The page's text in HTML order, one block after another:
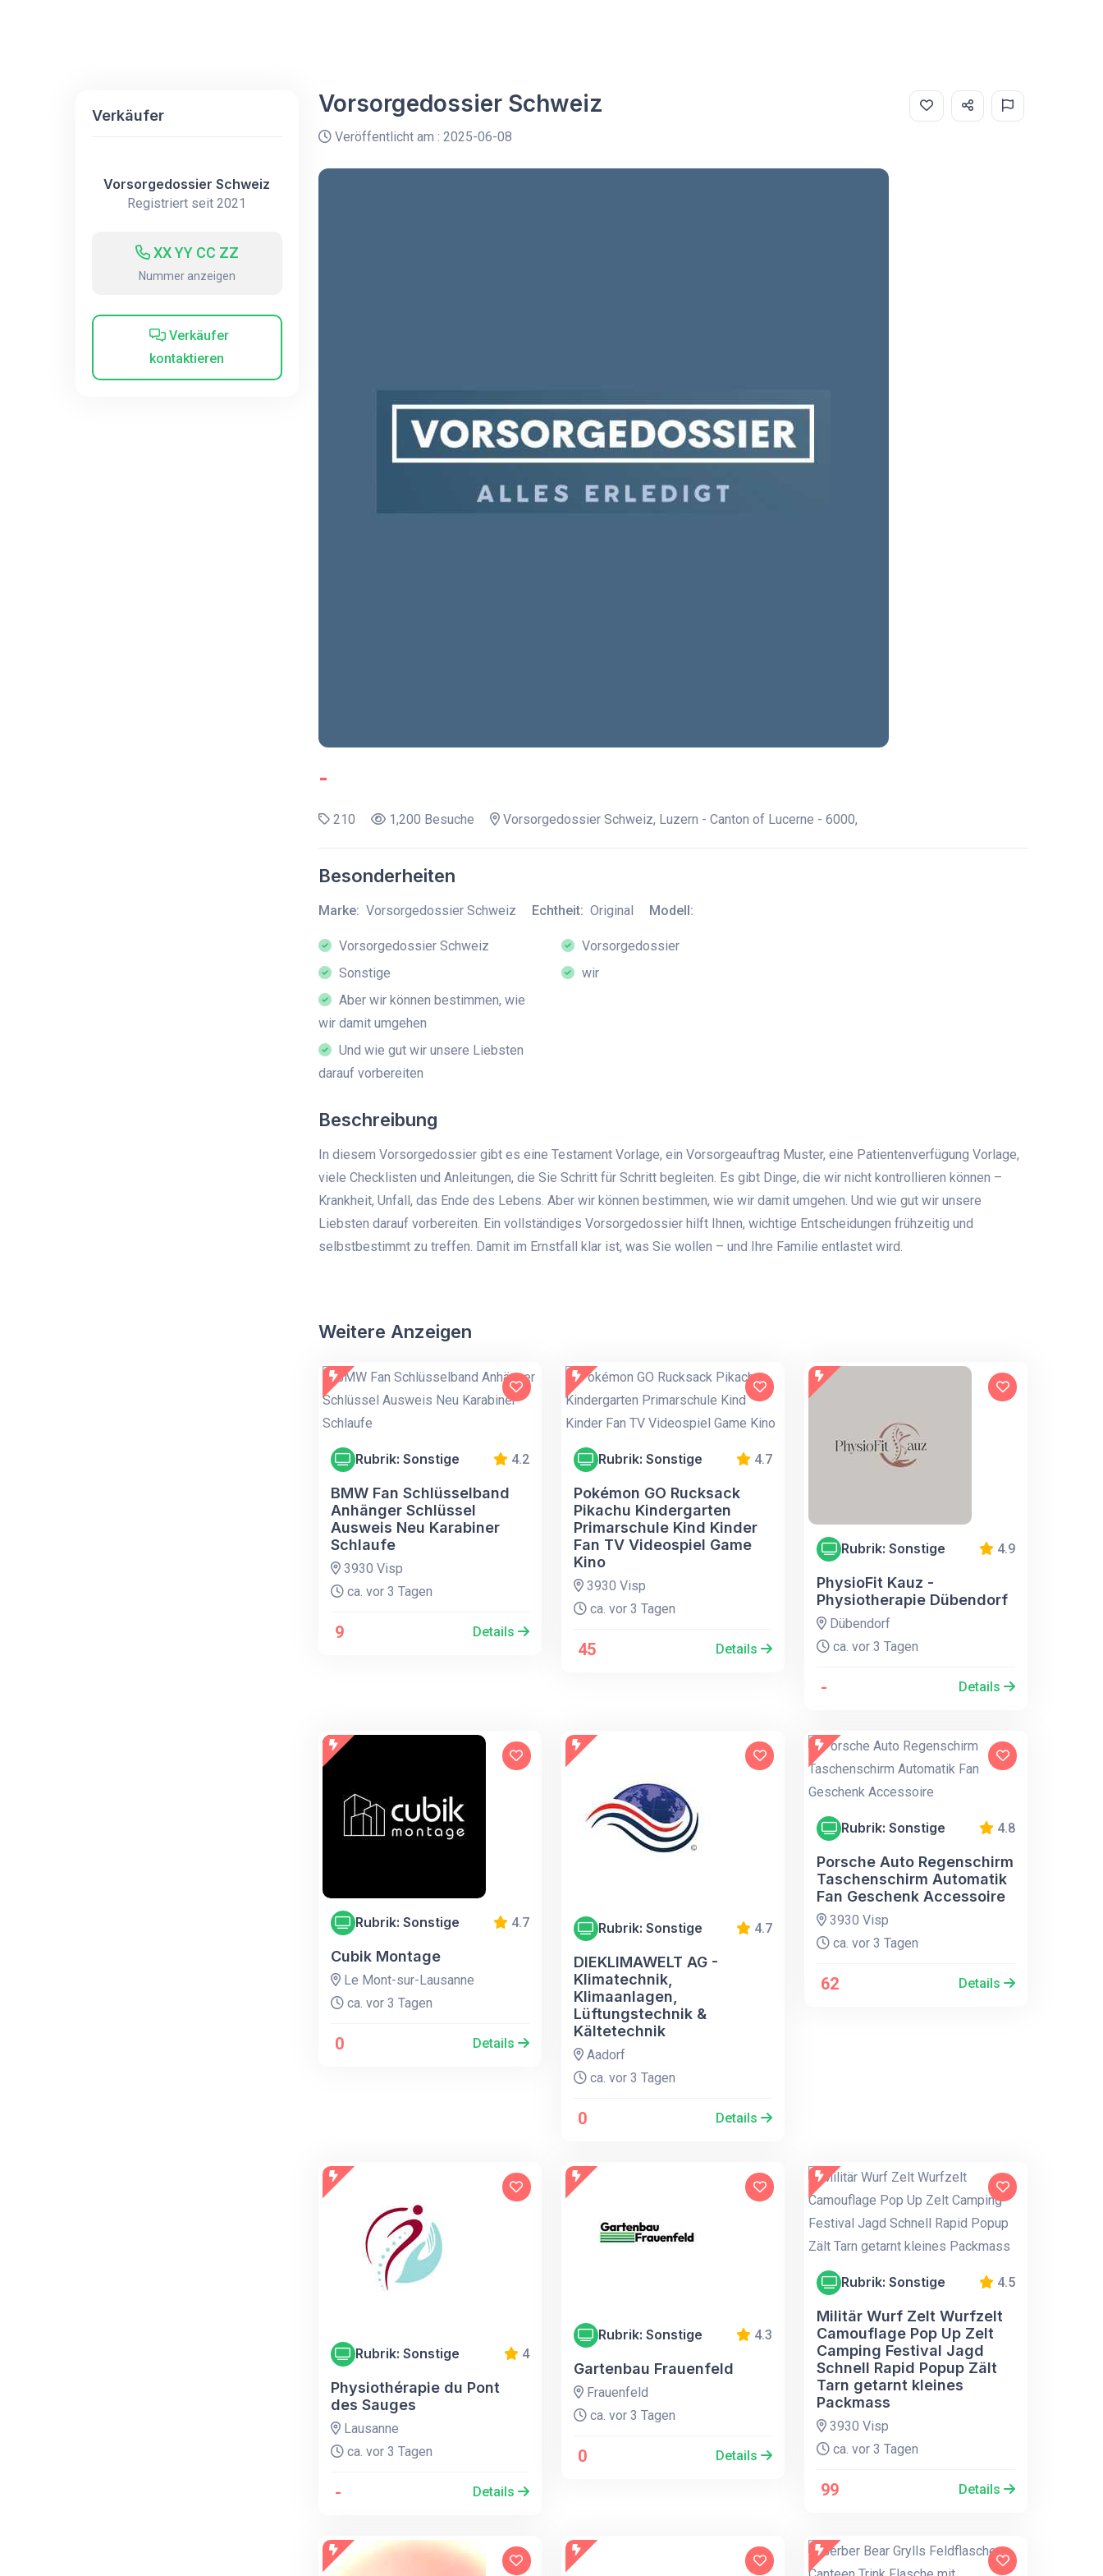
Verkäufer
Vorsorgedossier Schweiz
Registriert seit 2021
XX YY CC ZZ
Nummer anzeigen
Verkäufer
kontaktieren
Vorsorgedossier Schweiz
Veröffentlicht am : 2025-06-08
-
210 1,200 Besuche Vorsorgedossier Schweiz, Luzern - Canton of Lucerne - 6000,
Besonderheiten
Marke: Vorsorgedossier Schweiz Echtheit: Original Modell:
Vorsorgedossier Schweiz
Sonstige
Aber wir können bestimmen, wie
wir damit umgehen
Und wie gut wir unsere Liebsten
darauf vorbereiten
Vorsorgedossier
wir
Beschreibung
In diesem Vorsorgedossier gibt es eine Testament Vorlage, ein Vorsorgeauftrag Muster, eine Patientenverfügung Vorlage,
viele Checklisten und Anleitungen, die Sie Schritt für Schritt begleiten. Es gibt Dinge, die wir nicht kontrollieren können –
Krankheit, Unfall, das Ende des Lebens. Aber wir können bestimmen, wie wir damit umgehen. Und wie gut wir unsere
Liebsten darauf vorbereiten. Ein vollständiges Vorsorgedossier hilft Ihnen, wichtige Entscheidungen frühzeitig und
selbstbestimmt zu treffen. Damit im Ernstfall klar ist, was Sie wollen – und Ihre Familie entlastet wird.
Weitere Anzeigen
Rubrik: Sonstige 4.2
BMW Fan Schlüsselband
Anhänger Schlüssel
Ausweis Neu Karabiner
Schlaufe
3930 Visp
ca. vor 3 Tagen
9 Details
Rubrik: Sonstige 4.7
Pokémon GO Rucksack
Pikachu Kindergarten
Primarschule Kind Kinder
Fan TV Videospiel Game
Kino
3930 Visp
ca. vor 3 Tagen
45 Details
Rubrik: Sonstige 4.9
PhysioFit Kauz -
Physiotherapie Dübendorf
Dübendorf
ca. vor 3 Tagen
- Details
Rubrik: Sonstige 4.7
Cubik Montage
Le Mont-sur-Lausanne
ca. vor 3 Tagen
0 Details
Rubrik: Sonstige 4.7
DIEKLIMAWELT AG -
Klimatechnik,
Klimaanlagen,
Lüftungstechnik &
Kältetechnik
Aadorf
ca. vor 3 Tagen
0 Details
Rubrik: Sonstige 4.8
Porsche Auto Regenschirm
Taschenschirm Automatik
Fan Geschenk Accessoire
3930 Visp
ca. vor 3 Tagen
62 Details
Rubrik: Sonstige 4
Physiothérapie du Pont
des Sauges
Lausanne
ca. vor 3 Tagen
- Details
Rubrik: Sonstige 4.3
Gartenbau Frauenfeld
Frauenfeld
ca. vor 3 Tagen
0 Details
Rubrik: Sonstige 4.5
Militär Wurf Zelt Wurfzelt
Camouflage Pop Up Zelt
Camping Festival Jagd
Schnell Rapid Popup Zält
Tarn getarnt kleines
Packmass
3930 Visp
ca. vor 3 Tagen
99 Details